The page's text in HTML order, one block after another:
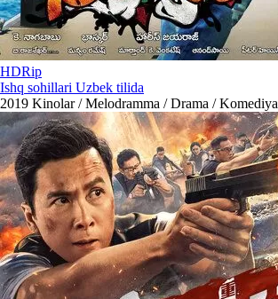
HDRip
Ishq sohillari Uzbek tilida
2019 Kinolar / Melodramma / Drama / Komediya